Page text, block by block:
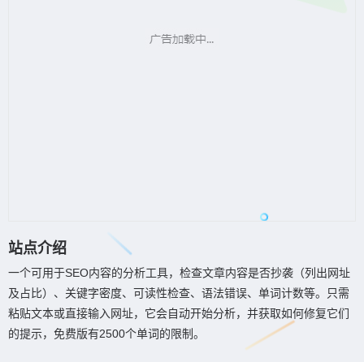
站点介绍
一个可用于SEO内容的分析工具，检查文章内容是否抄袭（列出网址
及占比）、关键字密度、可读性检查、语法错误、单词计数等。只需
粘贴文本或直接输入网址，它会自动开始分析，并获取如何修复它们
的提示，免费版有2500个单词的限制。